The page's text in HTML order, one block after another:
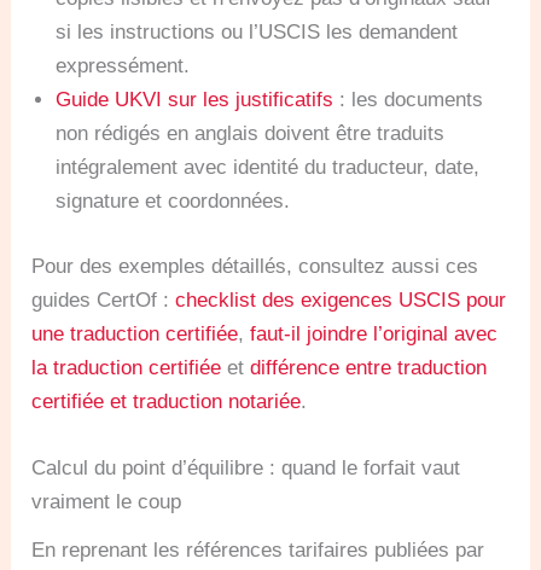
si les instructions ou l’USCIS les demandent
expressément.
Guide UKVI sur les justificatifs : les documents
non rédigés en anglais doivent être traduits
intégralement avec identité du traducteur, date,
signature et coordonnées.
Pour des exemples détaillés, consultez aussi ces
guides CertOf :checklist des exigences USCIS pour
une traduction certifiée,faut-il joindre l’original avec
la traduction certifiée etdifférence entre traduction
certifiée et traduction notariée.
Calcul du point d’équilibre : quand le forfait vaut
vraiment le coup
En reprenant les références tarifaires publiées par